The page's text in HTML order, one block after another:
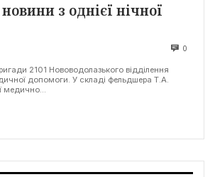
з однієї нічної
0
2101 Нововодолазького відділення
допомоги. У складі фельдшера Т.А.